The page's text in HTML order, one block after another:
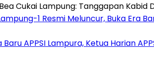
1 Resmi Meluncur, Buka Era
APPSI Lampura, Ketua Harian